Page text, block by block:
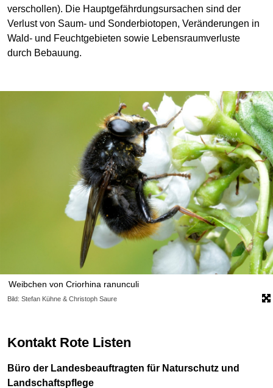
verschollen). Die Hauptgefährdungsursachen sind der
Verlust von Saum- und Sonderbiotopen, Veränderungen in
Wald- und Feuchtgebieten sowie Lebensraumverluste
durch Bebauung.
Weibchen von Criorhina ranunculi
Bild: Stefan Kühne & Christoph Saure
Kontakt Rote Listen
Büro der Landesbeauftragten für Naturschutz und
Landschaftspflege